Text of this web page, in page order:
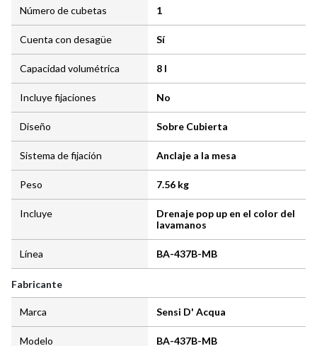
Número de cubetas 1
Cuenta con desagüe Sí
Capacidad volumétrica 8 l
Incluye fijaciones No
Diseño Sobre Cubierta
Sistema de fijación Anclaje a la mesa
Peso 7.56 kg
Incluye
Drenaje pop up en el color del
lavamanos
Línea BA-437B-MB
Fabricante
Marca Sensi D' Acqua
Modelo BA-437B-MB